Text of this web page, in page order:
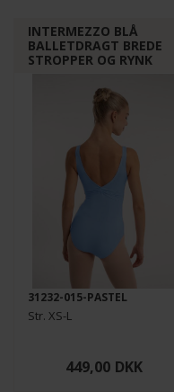
INTERMEZZO BLÅ
BALLETDRAGT BREDE
STROPPER OG RYNK
31232-015-PASTEL
Str. XS-L
449,00 DKK